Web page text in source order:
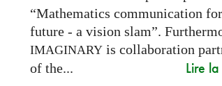
“Mathematics communication
future - a vision slam”.
IMAGINARYis collaboration
of the...
Lire